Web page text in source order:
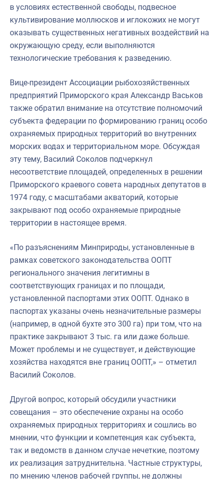
в условиях естественной свободы, подвесное
культивирование моллюсков и иглокожих не могут
оказывать существенных негативных воздействий на
окружающую среду, если выполняются
технологические требования к разведению.
Вице-президент Ассоциации рыбохозяйственных
предприятий Приморского края Александр Васьков
также обратил внимание на отсутствие полномочий
субъекта федерации по формированию границ особо
охраняемых природных территорий во внутренних
морских водах и территориальном море. Обсуждая
эту тему, Василий Соколов подчеркнул
несоответствие площадей, определенных в решении
Приморского краевого совета народных депутатов в
1974 году, с масштабами акваторий, которые
закрывают под особо охраняемые природные
территории в настоящее время.
«По разъяснениям Минприроды, установленные в
рамках советского законодательства ООПТ
регионального значения легитимны в
соответствующих границах и по площади,
установленной паспортами этих ООПТ. Однако в
паспортах указаны очень незначительные размеры
(например, в одной бухте это 300 га) при том, что на
практике закрывают 3 тыс. га или даже больше.
Может проблемы и не существует, и действующие
хозяйства находятся вне границ ООПТ,» – отметил
Василий Соколов.
Другой вопрос, который обсудили участники
совещания – это обеспечение охраны на особо
охраняемых природных территориях и сошлись во
мнении, что функции и компетенция как субъекта,
так и ведомств в данном случае нечеткие, поэтому
их реализация затруднительна. Частные структуры,
по мнению членов рабочей группы, не должны